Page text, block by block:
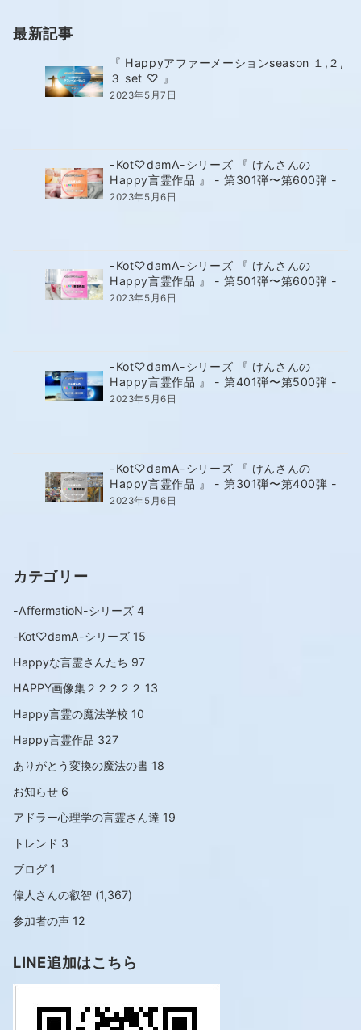
最新記事
『 Happyアファーメーションseason １,２,
３ set ♡ 』
2023年5月7日
-Kot♡damA-シリーズ 『 けんさんの
Happy言霊作品 』 - 第301弾〜第600弾 -
2023年5月6日
-Kot♡damA-シリーズ 『 けんさんの
Happy言霊作品 』 - 第501弾〜第600弾 -
2023年5月6日
-Kot♡damA-シリーズ 『 けんさんの
Happy言霊作品 』 - 第401弾〜第500弾 -
2023年5月6日
-Kot♡damA-シリーズ 『 けんさんの
Happy言霊作品 』 - 第301弾〜第400弾 -
2023年5月6日
カテゴリー
-AffermatioN-シリーズ 4
-Kot♡damA-シリーズ 15
Happyな言霊さんたち 97
HAPPY画像集２２２２２ 13
Happy言霊の魔法学校 10
Happy言霊作品 327
ありがとう変換の魔法の書 18
お知らせ 6
アドラー心理学の言霊さん達 19
トレンド 3
ブログ 1
偉人さんの叡智 (1,367)
参加者の声 12
LINE追加はこちら